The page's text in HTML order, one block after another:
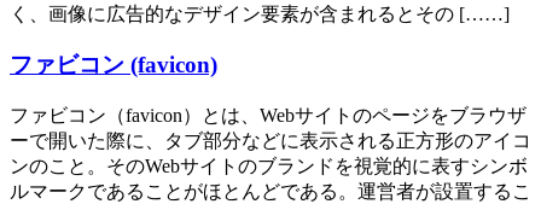
く、画像に広告的なデザイン要素が含まれるとその [……]
ファビコン (favicon)
ファビコン（favicon）とは、Webサイトのページをブラウザ
ーで開いた際に、タブ部分などに表示される正方形のアイコ
ンのこと。そのWebサイトのブランドを視覚的に表すシンボ
ルマークであることがほとんどである。運営者が設置するこ